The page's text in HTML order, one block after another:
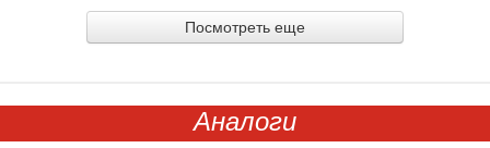
Посмотреть еще
Аналоги